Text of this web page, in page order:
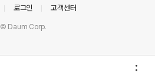
로그인 고객센터
© Daum Corp.